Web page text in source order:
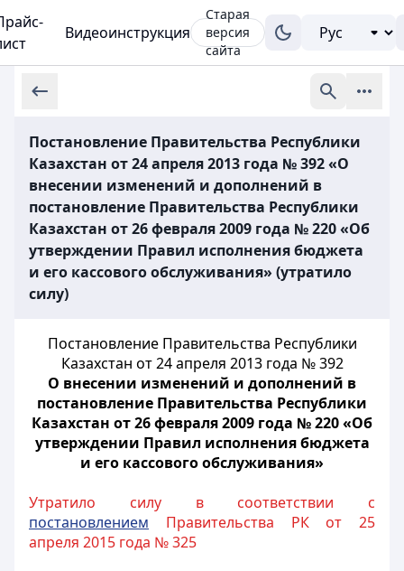
Видеоинструкция
Старая
версия
сайта
Постановление Правительства Республики
Казахстан от 24 апреля 2013 года № 392 «О
внесении изменений и дополнений в
постановление Правительства Республики
Казахстан от 26 февраля 2009 года № 220 «Об
утверждении Правил исполнения бюджета
и его кассового обслуживания» (утратило
силу)
Постановление Правительства Республики
Казахстан от 24 апреля 2013 года № 392
О внесении изменений и дополнений в
постановление Правительства Республики
Казахстан от 26 февраля 2009 года № 220 «Об
утверждении Правил исполнения бюджета
и его кассового обслуживания»
Утратило силу в соответствии с
постановлением Правительства РК от 25
апреля 2015 года № 325